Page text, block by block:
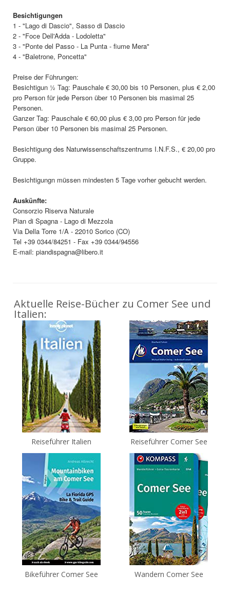
Besichtigungen
1 - "Lago di Dascio", Sasso di Dascio
2 - "Foce Dell'Adda - Lodoletta"
3 - "Ponte del Passo - La Punta - fiume Mera"
4 - "Baletrone, Poncetta"
Preise der Führungen:
Besichtigun ½ Tag: Pauschale € 30,00 bis 10 Personen, plus € 2,00
pro Person für jede Person über 10 Personen bis masimal 25
Personen.
Ganzer Tag: Pauschale € 60,00 plus € 3,00 pro Person für jede
Person über 10 Personen bis masimal 25 Personen.
Besichtigung des Naturwissenschaftszentrums I.N.F.S., € 20,00 pro
Gruppe.
Besichtigungn müssen mindesten 5 Tage vorher gebucht werden.
Auskünfte:
Consorzio Riserva Naturale
Pian di Spagna - Lago di Mezzola
Via Della Torre 1/A - 22010 Sorico (CO)
Tel +39 0344/84251 - Fax +39 0344/94556
E-mail: piandispagna@libero.it
Aktuelle Reise-Bücher zu Comer See und
Italien:
Reiseführer Italien Reiseführer Comer See
Bikeführer Comer See Wandern Comer See